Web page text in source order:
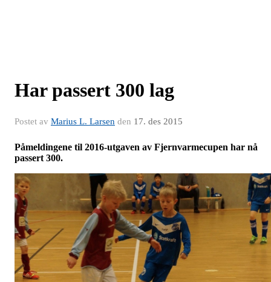
Har passert 300 lag
Postet av Marius L. Larsen den 17. des 2015
Påmeldingene til 2016-utgaven av Fjernvarmecupen har nå
passert 300.